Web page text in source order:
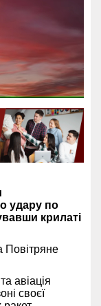
удару по
крилаті
Повітряне
авіація
своєї